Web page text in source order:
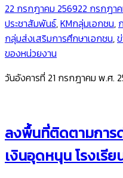
22 กรกฎาคม 256922 กรกฎา
ประชาสัมพันธ์,KMกลุ่มเอกชน,
กลุ่มส่งเสริมการศึกษาเอกชน,
ของหน่วยงาน
วันอังคารที่ 21 กรกฎาคม พ.ศ.
ลงพื้นที่ติดตามการด
เงินอุดหนุน โรงเรี